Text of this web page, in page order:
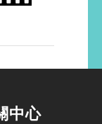
中心